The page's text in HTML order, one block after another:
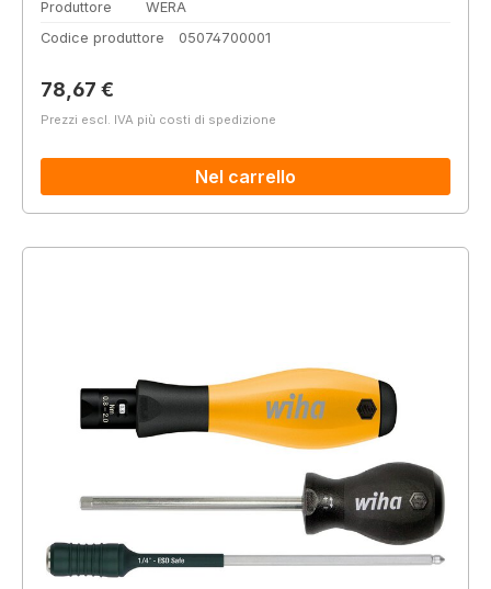
Produttore
WERA
Codice produttore
05074700001
Prezzo normale:
78,67 €
Prezzi escl. IVA più costi di spedizione
Nel carrello